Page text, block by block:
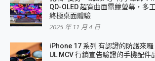
QD-OLED 超寬曲面電競螢幕，多
終極桌面體驗
2025 年 11 月 4 日
iPhone 17 系列 有認證的防護來
UL MCV 行銷宣告驗證的手機配件